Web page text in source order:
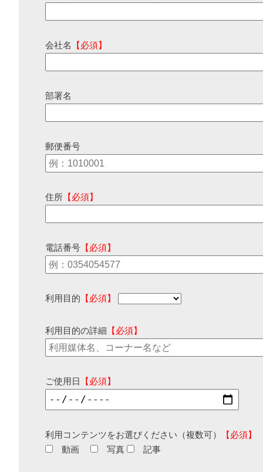
会社名 【必須】
部署名
郵便番号
住所 【必須】
電話番号 【必須】
利用目的 【必須】
利用目的の詳細 【必須】
ご使用日 【必須】
利用コンテンツをお選びください（複数可）
【必須】
動画
写真 記事